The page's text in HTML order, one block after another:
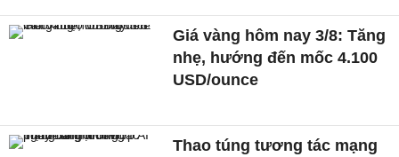
Giá vàng hôm nay 3/8: Tăng
nhẹ, hướng đến mốc 4.100
USD/ounce
Thao túng tương tác mạng